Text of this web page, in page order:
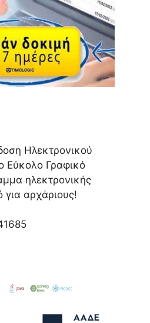
Ηλεκτρονικού
Εύκολο Γραφικό
ηλεκτρονικής
για αρχάριους!